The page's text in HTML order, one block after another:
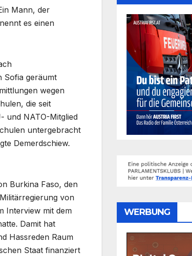
Mann, der
es einen
Sofia geräumt
wegen
die seit
und NATO-Mitglied
untergebracht
Demerdschiew.
Burkina Faso, den
von
Interview mit dem
Damit hat
Hassreden Raum
Staat finanziert
WERBUNG